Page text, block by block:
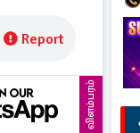
Report
விளம்பரம்